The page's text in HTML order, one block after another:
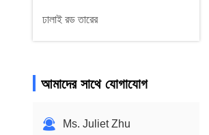
ঢালাই রড তারের
আমাদের সাথে যোগাযোগ
Ms. Juliet Zhu